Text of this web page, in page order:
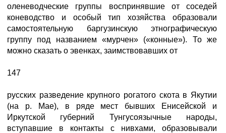
оленеводческие группы воспринявшие от соседей
коневодство и особый тип хозяйства образовали
самостоятельную баргузинскую этнографическую
группу под названием «мурчен» («конные»). То же
можно сказать о эвенках, заимствовавших от
147
русских разведение крупного рогатого скота в Якутии
(на р. Мае), в ряде мест бывших Енисейской и
Иркутской губерний Тунгусоязычные народы,
вступавшие в контакты с нивхами, образовывали